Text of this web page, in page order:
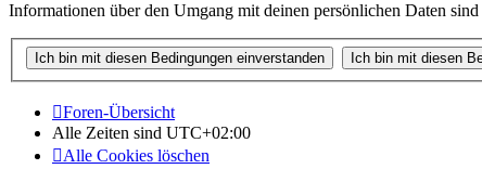
Informationen über den Umgang mit deinen persönlichen Daten
Foren-Übersicht
Alle Zeiten sind UTC+02:00
Alle Cookies löschen